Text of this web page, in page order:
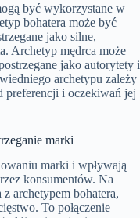
być wykorzystane w
bohatera może być
jako silne,
Archetyp mędrca może
jako autorytety i
archetypu zależy
preferencji i oczekiwań jej
marki
marki i wpływają
konsumentów. Na
archetypem bohatera,
To połączenie